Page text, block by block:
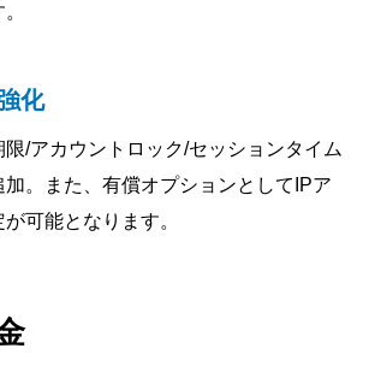
化
/アカウントロック/セッションタイム
。また、有償オプションとしてIPア
可能となります。